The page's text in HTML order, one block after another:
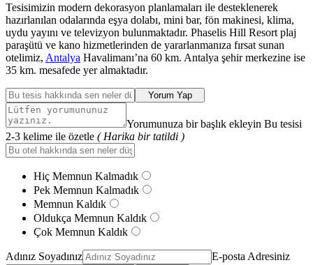
Tesisimizin modern dekorasyon planlamaları ile desteklenerek
hazırlanılan odalarında eşya dolabı, mini bar, fön makinesi, klima,
uydu yayını ve televizyon bulunmaktadır. Phaselis Hill Resort plaj
paraşütü ve kano hizmetlerinden de yararlanmanıza fırsat sunan
otelimiz, Antalya Havalimanı’na 60 km. Antalya şehir merkezine ise
35 km. mesafede yer almaktadır.
Yorum Yap
Yorumunuza bir başlık ekleyin Bu tesisi
2-3 kelime ile özetle ( Harika bir tatildi )
Hiç Memnun Kalmadık
Pek Memnun Kalmadık
Memnun Kaldık
Oldukça Memnun Kaldık
Çok Memnun Kaldık
Adınız Soyadınız E-posta Adresiniz